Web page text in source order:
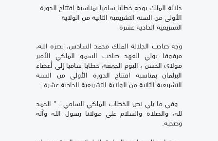
جلالة الملك يوجه خطابا ساميا بمناسبة افتتاح الدورة
الأولى من السنة التشريعية الثانية من الولاية
التشريعية الحادية عشرة
وجه صاحب الجلالة الملك محمد السادس، نصره الله،
مرفوقا بولي العهد صاحب السمو الملكي الأمير
مولاي الحسن ، اليوم الجمعة، خطابا ساميا إلى أعضاء
البرلمان بمناسبة افتتاح الدورة الأولى من السنة
التشريعية الثانية من الولاية التشريعية الحادية عشرة :
وفي ما يلي نص الخطاب الملكي السامي : " الحمد
لله، والصلاة والسلام على مولانا رسول الله وآله
وصحبه.